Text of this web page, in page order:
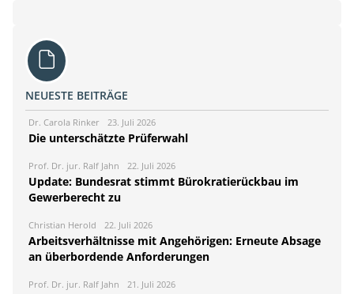
NEUESTE BEITRÄGE
Dr. Carola Rinker 23. Juli 2026
Die unterschätzte Prüferwahl
Prof. Dr. jur. Ralf Jahn 22. Juli 2026
Update: Bundesrat stimmt Bürokratierückbau im
Gewerberecht zu
Christian Herold 22. Juli 2026
Arbeitsverhältnisse mit Angehörigen: Erneute Absage
an überbordende Anforderungen
Prof. Dr. jur. Ralf Jahn 21. Juli 2026